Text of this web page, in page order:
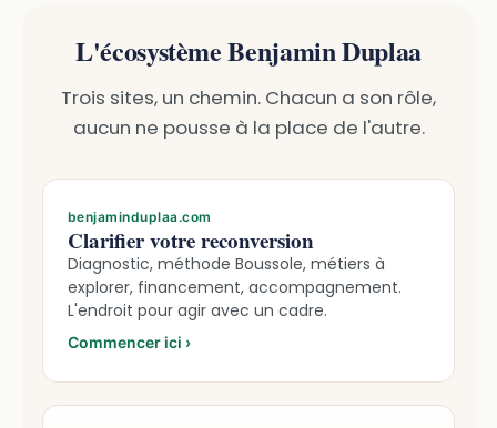
L'écosystème Benjamin Duplaa
Trois sites, un chemin. Chacun a son rôle,
aucun ne pousse à la place de l'autre.
benjaminduplaa.com
Clarifier votre reconversion
Diagnostic, méthode Boussole, métiers à
explorer, financement, accompagnement.
L'endroit pour agir avec un cadre.
Commencer ici ›